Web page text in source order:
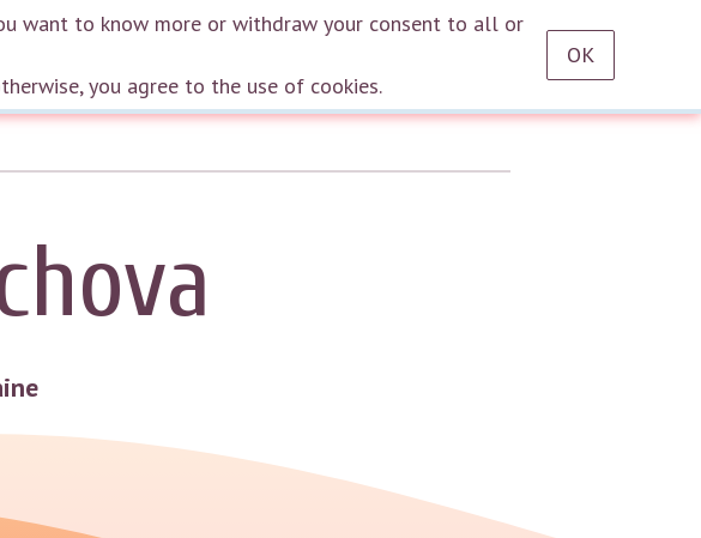
HU
want to know more or withdraw your consent to all or
you agree to the use of cookies.
OK